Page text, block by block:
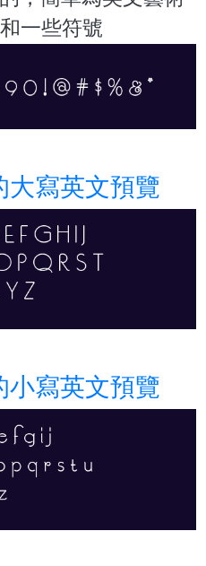
一些符號
大寫英文預覽
小寫英文預覽